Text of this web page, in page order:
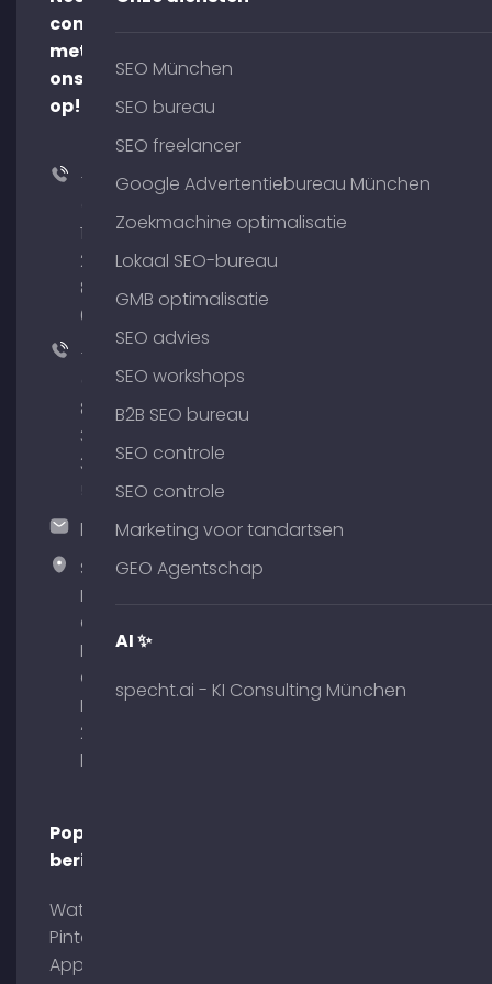
contact
met
ons
op!
+49
176
204
801
64
+49
89
380
375
hallo@timospecht.de
Specht
Marketing
GmbH –
Palais am
Obelisk
Briennerstr.
29 80333
München
Populaire
berichten
Wat is
Pinterest
App?
SEO München
SEO bureau
SEO freelancer
Google Advertentiebureau München
Zoekmachine optimalisatie
Lokaal SEO-bureau
GMB optimalisatie
SEO advies
SEO workshops
B2B SEO bureau
SEO controle
SEO controle
Marketing voor tandartsen
GEO Agentschap
AI ✨
specht.ai - KI Consulting München